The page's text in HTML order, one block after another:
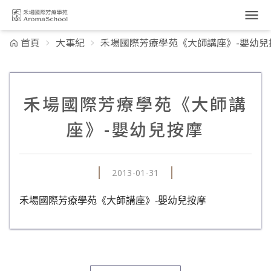
跳到主要內容
首頁 大事紀 禾場國際芳療學苑《大師講座》-嬰幼
禾場國際芳療學苑《大師講
座》-嬰幼兒按摩
2013-01-31
禾場國際芳療學苑《大師講座》-嬰幼兒按摩